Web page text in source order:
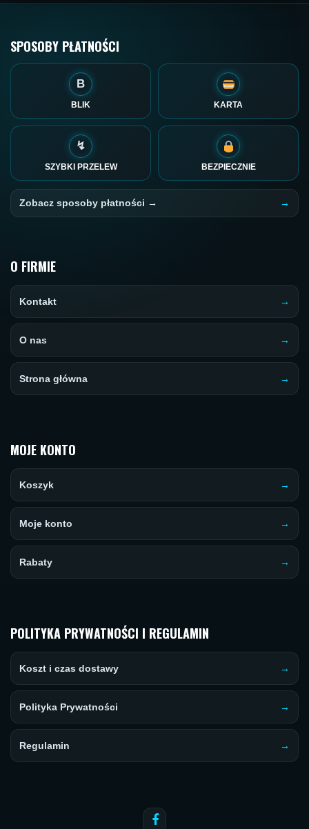
SPOSOBY PŁATNOŚCI
B
BLIK KARTA
↯
SZYBKI PRZELEW BEZPIECZNIE
Zobacz sposoby płatności →
O FIRMIE
Kontakt
O nas
Strona główna
MOJE KONTO
Koszyk
Moje konto
Rabaty
POLITYKA PRYWATNOŚCI I REGULAMIN
Koszt i czas dostawy
Polityka Prywatności
Regulamin